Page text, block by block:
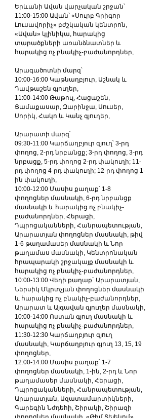
Երևանի Ավան վարչական շրջան՝
11:00-15:00 Ավան՝ «Սուրբ Գրիգոր
Լուսավորիչ» բժշկական կենտրոն,
«Ավան» կլինիկա, հարակից
տարածքների առանձնատներ և
հարակից ոչ բնակիչ-բաժանորդներ,
Արագածոտնի մարզ՝
10:00-16:00 Կաթնաղբյուր, Աշնակ և
Դավթաշեն գյուղեր,
11:00-14:00 Թաթուլ, Հացաշեն,
Ցամաքասար, Զարինջա, Սուսեր,
Սորիկ, Հակո և Կանչ գյուղեր,
Արարատի մարզ՝
09:30-11:00 Կարճաղբյուր գյուղ՝ 3-րդ
փողոց, 2-րդ նրբանցք; 3-րդ փողոց, 3-րդ
նրբացք, 5-րդ փողոց 2-րդ փակուղի; 11-
րդ փողոց 4-րդ փակուղի; 12-րդ փողոց 1-
ին փակուղի,
10:00-12:00 Մասիս քաղաք՝ 1-8
փողոցներ մասնակի, 6-րդ նրբանցք
մասնակի և հարակից ոչ բնակիչ-
բաժանորդներ, Հերացի,
Դպրոցականների, Հանրապետության,
Արարատյան փողոցներ մասնակի, թիվ
1-6 թաղամասեր մասնակի և Նոր
թաղամաս մասնակի, Կենտրոնական
հրապարակի շրջակայք մասնակի և
հարակից ոչ բնակիչ-բաժանորդներ,
10:00-13:00 Վեդի քաղաք` Արարատյան,
Ներսիկ Մկրտչյան փողոցներ մասնակի
և հարակից ոչ բնակիչ-բաժանորդներ,
Արարատ և Այգավան գյուղեր մասնակի,
10:00-14:00 Ոստան գյուղ մասնակի և
հարակից ոչ բնակիչ-բաժանորդներ,
11:30-12:30 Կարճաղբյուր գյուղ
մասնակի, Կարճաղբյուր գյուղ 13, 15, 19
փողոցներ,
12:00-14:00 Մասիս քաղաք՝ 1-7
փողոցներ մասնակի, 1-ին, 2-րդ և Նոր
թաղամասեր մասնակի, Հերացի,
Դպրոցականների, Հանրապետության,
Արարատյան, Ազատամարտիկների,
Գարեգին Նժդեհի, Շիրակի, Շիրազի